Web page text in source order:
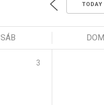
TODAY
SÁB DOM
3